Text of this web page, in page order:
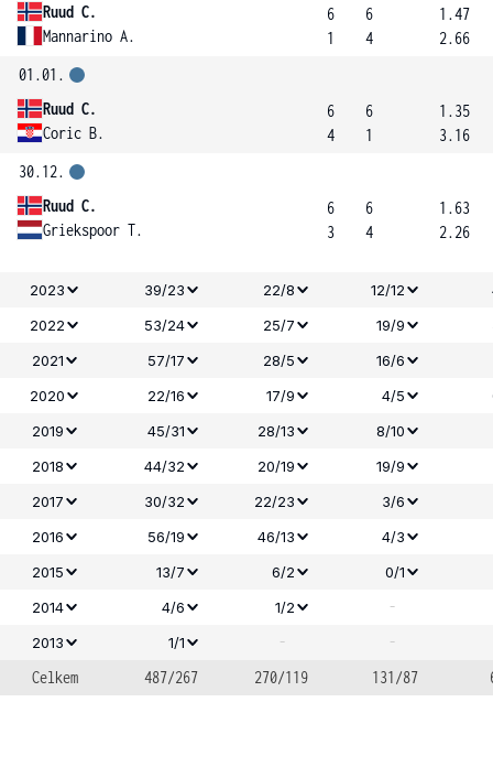
Ruud C.
Mannarino A.
6
1
6
4
1.47
2.66
01.01.
Ruud C.
Coric B.
6
4
6
1
1.35
3.16
30.12.
Ruud C.
Griekspoor T.
6
3
6
4
1.63
2.26
2023 39/23 22/8 12/12
2022
53/24 25/7 19/9
2021
57/17 28/5 16/6
2020
22/16 17/9 4/5
2019
45/31 28/13 8/10
2018
44/32 20/19 19/9
2017
30/32 22/23 3/6
2016
56/19 46/13
4/3
2015
13/7 6/2 0/1
2014
4/6 1/2 -
2013
1/1 -
-
Celkem
487/267 270/119 131/87